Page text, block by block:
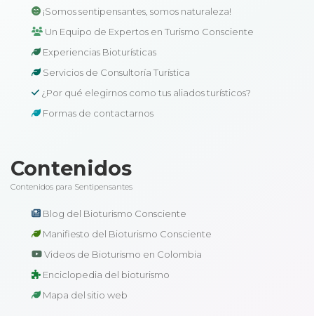
¡Somos sentipensantes, somos naturaleza!
Un Equipo de Expertos en Turismo Consciente
Experiencias Bioturísticas
Servicios de Consultoría Turística
¿Por qué elegirnos como tus aliados turísticos?
Formas de contactarnos
Contenidos
Contenidos para Sentipensantes
Blog del Bioturismo Consciente
Manifiesto del Bioturismo Consciente
Videos de Bioturismo en Colombia
Enciclopedia del bioturismo
Mapa del sitio web